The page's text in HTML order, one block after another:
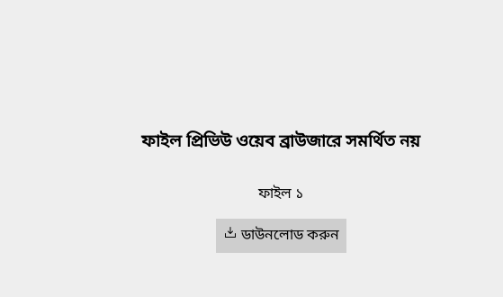
ফাইল প্রিভিউ ওয়েব ব্রাউজারে সমর্থিত নয়
ফাইল ১
ডাউনলোড করুন